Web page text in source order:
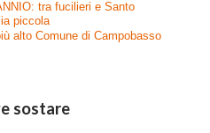
tra fucilieri e Santo
piccola
alto Comune di Campobasso
sostare